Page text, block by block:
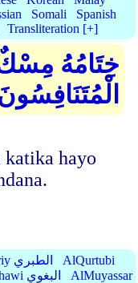
Somali
Spanish
Transliteration [+]
خِتَامُهُ
hayo
AtTabariy الطبري
AlQurtubi
AlBaghawi البغوي
AlMuyassar